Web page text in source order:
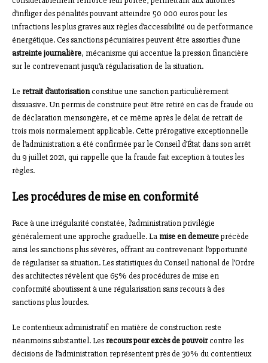
d’infliger des pénalités pouvant atteindre 50 000 euros pour les
infractions les plus graves aux règles d’accessibilité ou de performance
énergétique. Ces sanctions pécuniaires peuvent être assorties d’une
astreinte journalière, mécanisme qui accentue la pression financière
sur le contrevenant jusqu’à régularisation de la situation.
Le retrait d’autorisationconstitue une sanction particulièrement
dissuasive. Un permis de construire peut être retiré en cas de fraude ou
de déclaration mensongère, et ce même après le délai de retrait de
trois mois normalement applicable. Cette prérogative exceptionnelle
de l’administration a été confirmée par le Conseil d’État dans son arrêt
du 9 juillet 2021, qui rappelle que la fraude fait exception à toutes les
règles.
Les procédures de mise en conformité
Face à une irrégularité constatée, l’administration privilégie
généralement une approche graduelle. La mise en demeureprécède
ainsi les sanctions plus sévères, offrant au contrevenant l’opportunité
de régulariser sa situation. Les statistiques du Conseil national de l’Ordre
des architectes révèlent que 65% des procédures de mise en
conformité aboutissent à une régularisation sans recours à des
sanctions plus lourdes.
Le contentieux administratif en matière de construction reste
néanmoins substantiel. Les recours pour excès de pouvoircontre les
décisions de l’administration représentent près de 30% du contentieux